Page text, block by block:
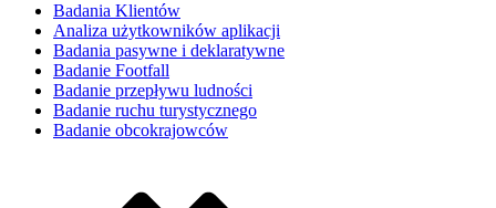
Badania Klientów
Analiza użytkowników aplikacji
Badania pasywne i deklaratywne
Badanie Footfall
Badanie przepływu ludności
Badanie ruchu turystycznego
Badanie obcokrajowców